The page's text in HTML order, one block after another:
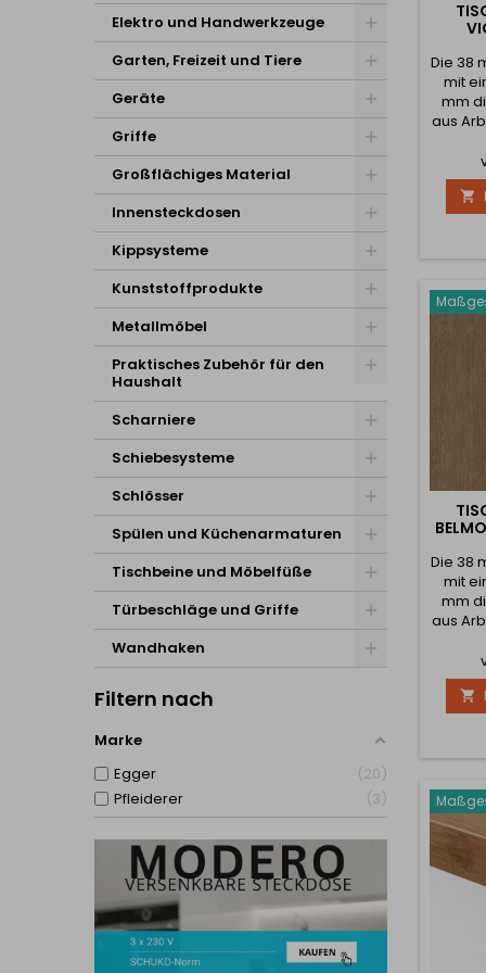
Elektro und Handwerkzeuge
Garten, Freizeit und Tiere
Geräte
Griffe
Großflächiges Material
Innensteckdosen
Kippsysteme
Kunststoffprodukte
Metallmöbel
Praktisches Zubehör für den
Haushalt
Scharniere
Schiebesysteme
Schlösser
Spülen und Küchenarmaturen
Tischbeine und Möbelfüße
Türbeschläge und Griffe
Wandhaken
Filtern nach
Marke
Egger
20
Pfleiderer
3
Die 38
mit
mm
aus
dick
sehr
wird
Sie,
der

Die 38
mit
mm
aus
dick
sehr
wird
Sie,
der
